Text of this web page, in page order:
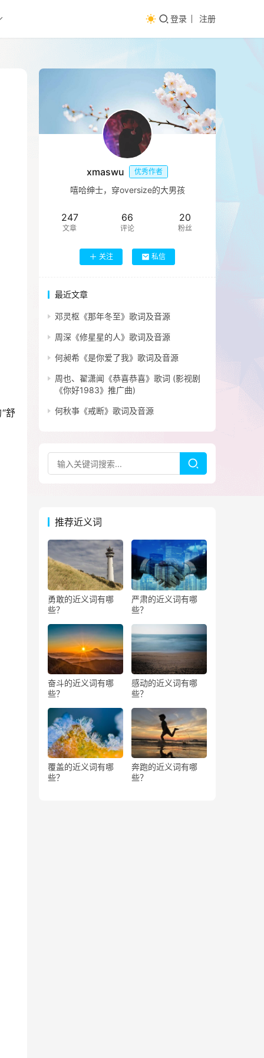
登录 注册
舒
xmaswu 优秀作者
嘻哈绅士，穿oversize的大男孩
247
文章
66
评论
20
粉丝
关注 私信
最近文章
邓灵枢《那年冬至》歌词及音源
周深《修星星的人》歌词及音源
何昶希《是你爱了我》歌词及音源
周也、翟潇闻《恭喜恭喜》歌词 (影视剧
《你好1983》推广曲)
何秋亊《戒断》歌词及音源
推荐近义词
勇敢的近义词有哪
些？
严肃的近义词有哪
些？
奋斗的近义词有哪
些？
感动的近义词有哪
些？
覆盖的近义词有哪
些？
奔跑的近义词有哪
些？